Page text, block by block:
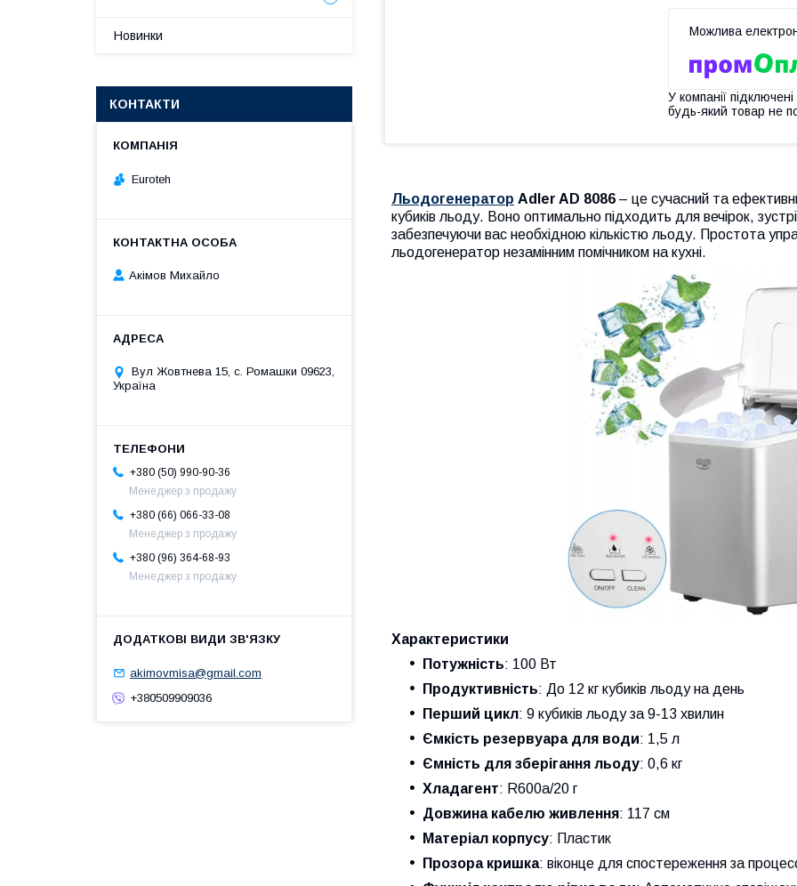
У компанії
будь-який товар не
Льодогенератор Adler AD 8086 – це сучасний та
кубиків льоду. Воно оптимально підходить для вечірок,
забезпечуючи вас необхідною кількістю льоду. Простота
льодогенератор незамінним помічником на кухні.
Характеристики
Потужність: 100 Вт
Продуктивність: До 12 кг кубиків льоду на день
Перший цикл: 9 кубиків льоду за 9-13 хвилин
Ємкість резервуара для води: 1,5 л
Ємність для зберігання льоду: 0,6 кг
Хладагент: R600a/20 г
Довжина кабелю живлення: 117 см
Матеріал корпусу: Пластик
Прозора кришка: віконце для спостереження за
Новинки
КОНТАКТИ
Euroteh
Акімов Михайло
Вул Жовтнева 15, с. Ромашки 09623,
Україна
+380 (50) 990-90-36
Менеджер з продажу
+380 (66) 066-33-08
Менеджер з продажу
+380 (96) 364-68-93
Менеджер з продажу
akimovmisa@gmail.com
+380509909036